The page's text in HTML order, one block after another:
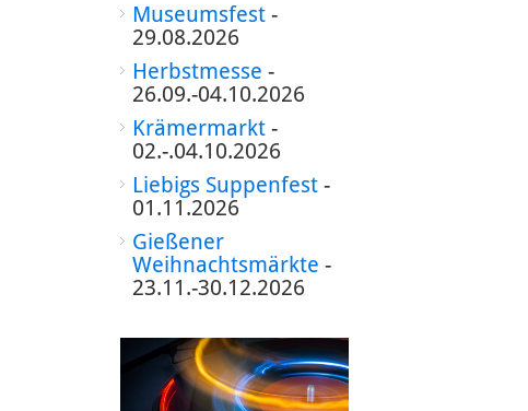
Museumsfest-
29.08.2026
Herbstmesse -
26.09.-04.10.2026
Krämermarkt-
02.-.04.10.2026
Liebigs Suppenfest-
01.11.2026
Gießener
Weihnachtsmärkte -
23.11.-30.12.2026